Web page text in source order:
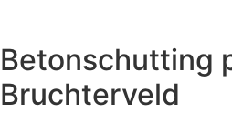
Betonschutting
Bruchterveld